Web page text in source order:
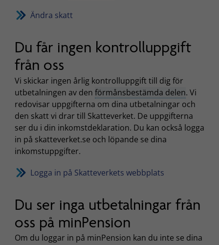
Ändra skatt
Du får ingen kontrolluppgift
från oss
Vi skickar ingen årlig kontrolluppgift till dig för
utbetalningen av den förmånsbestämda delen. Vi
redovisar uppgifterna om dina utbetalningar och
den skatt vi drar till Skatteverket. De uppgifterna
ser du i din inkomstdeklaration. Du kan också logga
in på skatteverket.se och löpande se dina
inkomstuppgifter.
Logga in på Skatteverkets webbplats
Du ser inga utbetalningar från
oss på minPension
Om du loggar in på minPension kan du inte se dina